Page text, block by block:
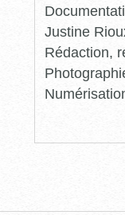
Justine
Rédaction,